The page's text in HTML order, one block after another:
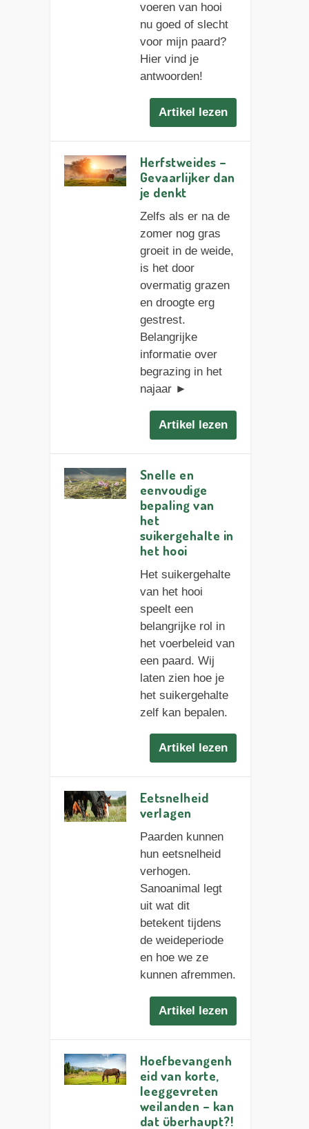
voeren van hooi
nu goed of slecht
voor mijn paard?
Hier vind je
antwoorden!
Artikel lezen
Herfstweides –
Gevaarlijker dan
je denkt
Zelfs als er na de
zomer nog gras
groeit in de weide,
is het door
overmatig grazen
en droogte erg
gestrest.
Belangrijke
informatie over
begrazing in het
najaar ►
Artikel lezen
Snelle en
eenvoudige
bepaling van
het
suikergehalte in
het hooi
Het suikergehalte
van het hooi
speelt een
belangrijke rol in
het voerbeleid van
een paard. Wij
laten zien hoe je
het suikergehalte
zelf kan bepalen.
Artikel lezen
Eetsnelheid
verlagen
Paarden kunnen
hun eetsnelheid
verhogen.
Sanoanimal legt
uit wat dit
betekent tijdens
de weideperiode
en hoe we ze
kunnen afremmen.
Artikel lezen
Hoefbevangenh
eid van korte,
leeggevreten
weilanden – kan
dat überhaupt?!